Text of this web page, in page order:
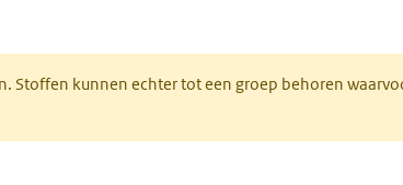
Stoffen kunnen echter tot een groep behoren